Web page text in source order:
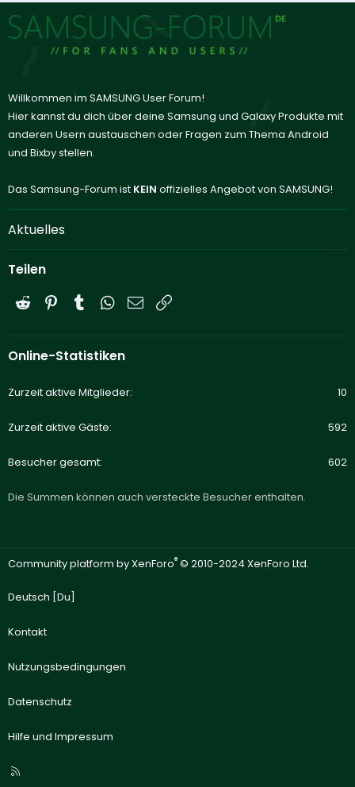
Willkommen im SAMSUNG User Forum!
Hier kannst du dich über deine Samsung und Galaxy Produkte mit
anderen Usern austauschen oder Fragen zum Thema Android
und Bixby stellen.
Das Samsung-Forum ist KEIN offizielles Angebot von SAMSUNG!
Aktuelles
Teilen
Reddit PinterestTumblrWhatsApp
E-Mail
Online-Statistiken
Zurzeit aktive Mitglieder 10
Zurzeit aktive Gäste 592
Besucher gesamt 602
Die Summen können auch versteckte Besucher enthalten.
Community platform by XenForo® © 2010-2024 XenForo Ltd.
Deutsch [Du]
Kontakt
Nutzungsbedingungen
Datenschutz
Hilfe und Impressum
R